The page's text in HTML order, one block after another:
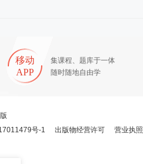
移动
APP
集课程、题库于一体
随时随地自由学
号-1 出版物经营许可
营业执照